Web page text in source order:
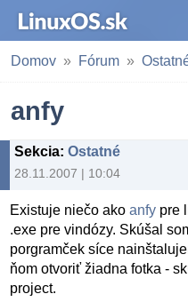
Domov Fórum
anfy
Sekcia: Ostatné
28.11.2007 | 10:04
Existuje niečo akoanfy pre
.exe pre vindózy. Skúšal
porgramček síce
ňom otvoriť žiadna fotka -
project.